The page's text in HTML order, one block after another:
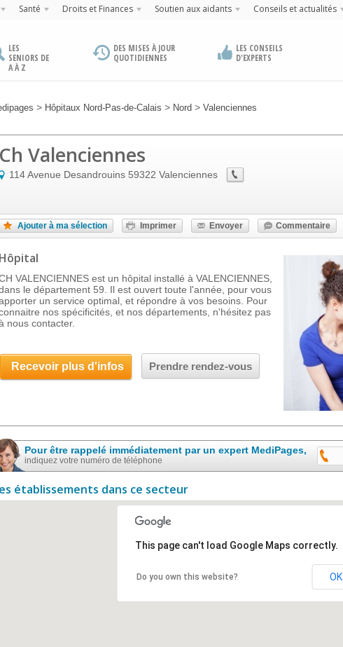
Santé Droits et Finances Soutien aux aidants Conseils et actualités
LES
SENIORS DE
A À Z
DES MISES À JOUR
QUOTIDIENNES
LES CONSEILS
D'EXPERTS
> Hôpitaux Nord-Pas-de-Calais > Nord > Valenciennes
Ch Valenciennes
114 Avenue Desandrouins 59322 Valenciennes
Ajouter à ma sélection Imprimer Envoyer Commentaire
Hôpital
VALENCIENNES est un hôpital installé à VALENCIENNES,
le département 59. Il est ouvert toute l'année, pour vous
un service optimal, et répondre à vos besoins. Pour
nos spécificités, et nos départements, n'hésitez pas
nous contacter.
Recevoir plus d'infos Prendre rendez-vous
Pour être rappelé immédiatement par un expert MediPages,
indiquez votre numéro de téléphone
établissements dans ce secteur
This page can't load Google Maps correctly.
Do you own this website? OK